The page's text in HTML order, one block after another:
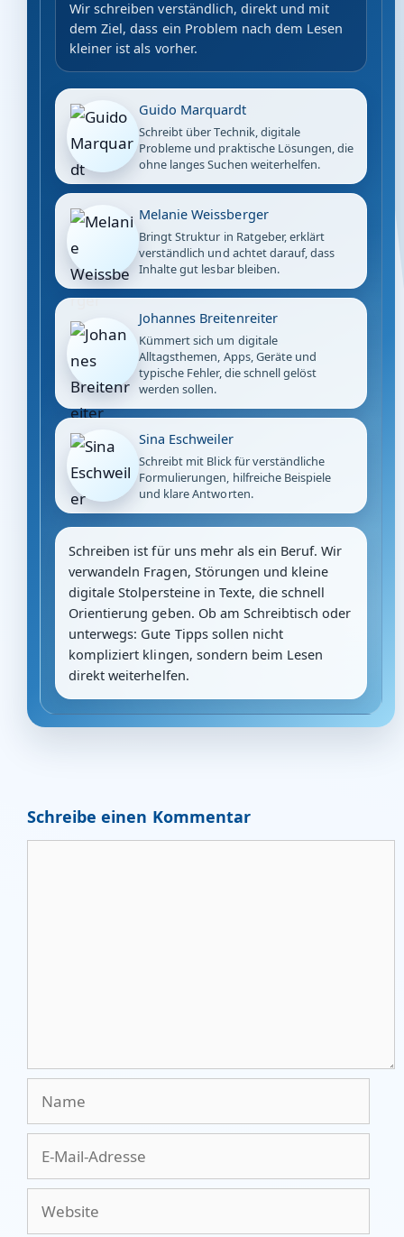
Wir schreiben verständlich, direkt und mit
dem Ziel, dass ein Problem nach dem Lesen
kleiner ist als vorher.
Guido Marquardt
Schreibt über Technik, digitale
Probleme und praktische Lösungen, die
ohne langes Suchen weiterhelfen.
Melanie Weissberger
Bringt Struktur in Ratgeber, erklärt
verständlich und achtet darauf, dass
Inhalte gut lesbar bleiben.
Johannes Breitenreiter
Kümmert sich um digitale
Alltagsthemen, Apps, Geräte und
typische Fehler, die schnell gelöst
werden sollen.
Sina Eschweiler
Schreibt mit Blick für verständliche
Formulierungen, hilfreiche Beispiele
und klare Antworten.
Schreiben ist für uns mehr als ein Beruf. Wir
verwandeln Fragen, Störungen und kleine
digitale Stolpersteine in Texte, die schnell
Orientierung geben. Ob am Schreibtisch oder
unterwegs: Gute Tipps sollen nicht
kompliziert klingen, sondern beim Lesen
direkt weiterhelfen.
Schreibe einen Kommentar